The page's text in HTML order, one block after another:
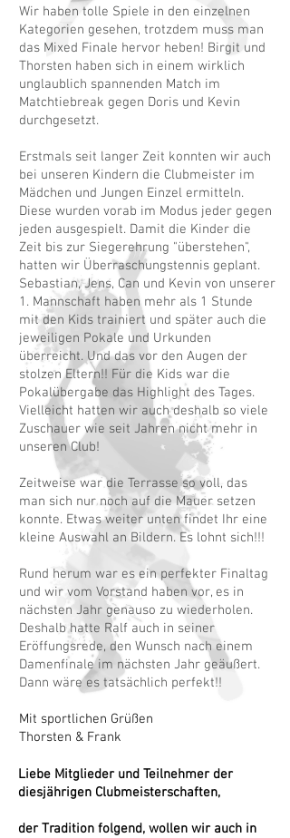
Wir haben tolle Spiele in den einzelnen
Kategorien gesehen, trotzdem muss man
das Mixed Finale hervor heben! Birgit und
Thorsten haben sich in einem wirklich
unglaublich spannenden Match im
Matchtiebreak gegen Doris und Kevin
durchgesetzt.
Erstmals seit langer Zeit konnten wir auch
bei unseren Kindern die Clubmeister im
Mädchen und Jungen Einzel ermitteln.
Diese wurden vorab im Modus jeder gegen
jeden ausgespielt. Damit die Kinder die
Zeit bis zur Siegerehrung "überstehen",
hatten wir Überraschungstennis geplant.
Sebastian, Jens, Can und Kevin von unserer
1. Mannschaft haben mehr als 1 Stunde
mit den Kids trainiert und später auch die
jeweiligen Pokale und Urkunden
überreicht. Und das vor den Augen der
stolzen Eltern!! Für die Kids war die
Pokalübergabe das Highlight des Tages.
Vielleicht hatten wir auch deshalb so viele
Zuschauer wie seit Jahren nicht mehr in
unseren Club!
Zeitweise war die Terrasse so voll, das
man sich nur noch auf die Mauer setzen
konnte. Etwas weiter unten findet Ihr eine
kleine Auswahl an Bildern. Es lohnt sich!!!
Rund herum war es ein perfekter Finaltag
und wir vom Vorstand haben vor, es in
nächsten Jahr genauso zu wiederholen.
Deshalb hatte Ralf auch in seiner
Eröffungsrede, den Wunsch nach einem
Damenfinale im nächsten Jahr geäußert.
Dann wäre es tatsächlich perfekt!!
Mit sportlichen Grüßen
Thorsten & Frank
Liebe Mitglieder und Teilnehmer der
diesjährigen Clubmeisterschaften,
der Tradition folgend, wollen wir auch in